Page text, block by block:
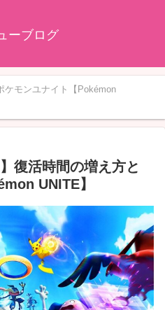
ーブログ
ケモンユナイト【Pokémon
復活時間の増え方と
UNITE】